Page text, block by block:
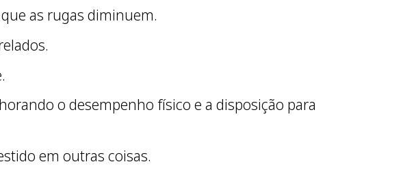
as rugas diminuem.
o desempenho físico e a disposição para
em outras coisas.